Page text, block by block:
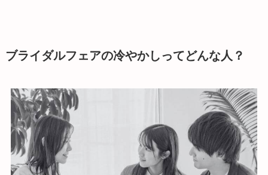
ブライダルフェアの冷やかしってどんな人？